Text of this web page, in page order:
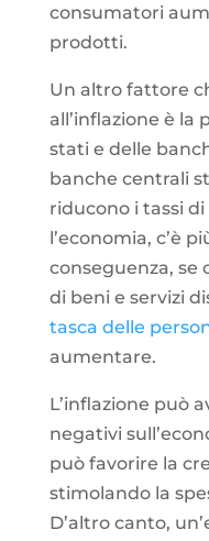
consumatori
prodotti.
Un altro fattore
all’inflazione è la
stati e delle
banche centrali
riducono i tassi
l’economia, c’è
conseguenza, se
di beni e servizi
tasca delle
aumentare.
L’inflazione può
negativi
può favorire la
stimolando la
D’altro canto,